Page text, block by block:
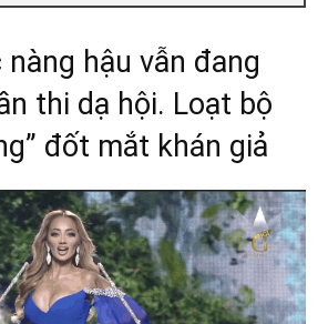
nàng hậu vẫn đang
thi dạ hội. Loạt bộ
đốt mắt khán giả